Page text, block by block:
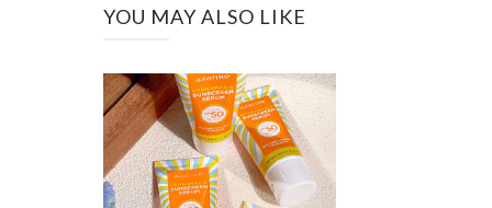
YOU MAY ALSO LIKE